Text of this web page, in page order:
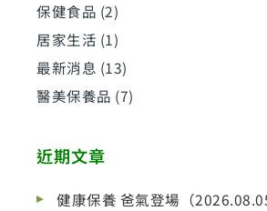
保健食品 (2)
居家生活 (1)
最新消息 (13)
醫美保養品 (7)
近期文章
健康保養 爸氣登場（